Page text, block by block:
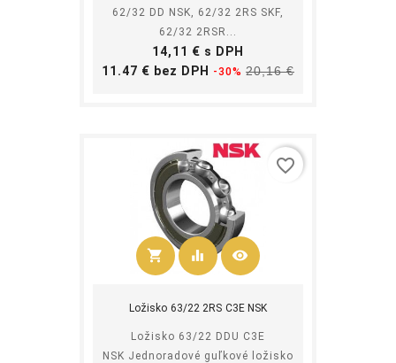
62/32 DD NSK, 62/32 2RS SKF,
62/32 2RSR...
Cena
14,11 € s DPH
11.47 € bez DPH Základná
-30% 20,16 €Cena
shopping_cart
Kúpiť
equalizer visibility
Ložisko 63/22 2RS C3E NSK
Ložisko 63/22 DDU C3E
NSK Jednoradové guľkové ložisko
favorite_border